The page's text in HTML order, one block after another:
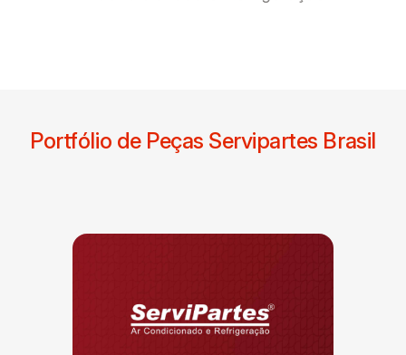
Portfólio de Peças Servipartes Brasil